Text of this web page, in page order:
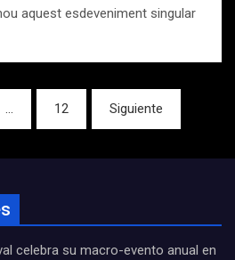
aquest esdeveniment singular
… 12 Siguiente
celebra su macro-evento anual en